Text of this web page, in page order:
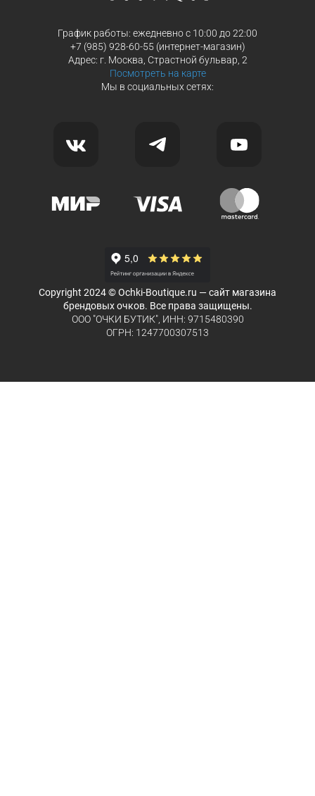
График работы: ежедневно с 10:00 до 22:00
+7 (985) 928-60-55 (интернет-магазин)
Адрес: г. Москва, Страстной бульвар, 2
Посмотреть на карте
Мы в социальных сетях:
Copyright 2024 © Ochki-Boutique.ru — сайт магазина
брендовых очков. Все права защищены.
ООО "ОЧКИ БУТИК", ИНН: 9715480390
ОГРН: 1247700307513